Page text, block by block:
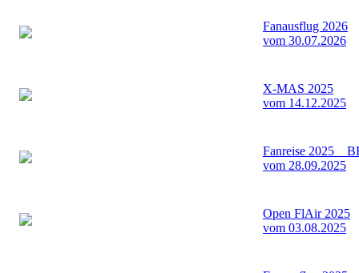
Fanausflug 2026
vom 30.07.2026
X-MAS 2025
vom 14.12.2025
Fanreise 2025 _
vom 28.09.2025
Open FlAir 2025
vom 03.08.2025